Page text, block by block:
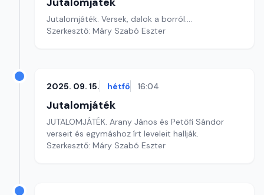
Jutalomjáték. Versek, dalok a borról....
Szerkesztő: Máry Szabó Eszter
2025. 09. 15. hétfő 16:04
Jutalomjáték
JUTALOMJÁTÉK. Arany János és Petőfi Sándor
verseit és egymáshoz írt leveleit hallják.
Szerkesztő: Máry Szabó Eszter